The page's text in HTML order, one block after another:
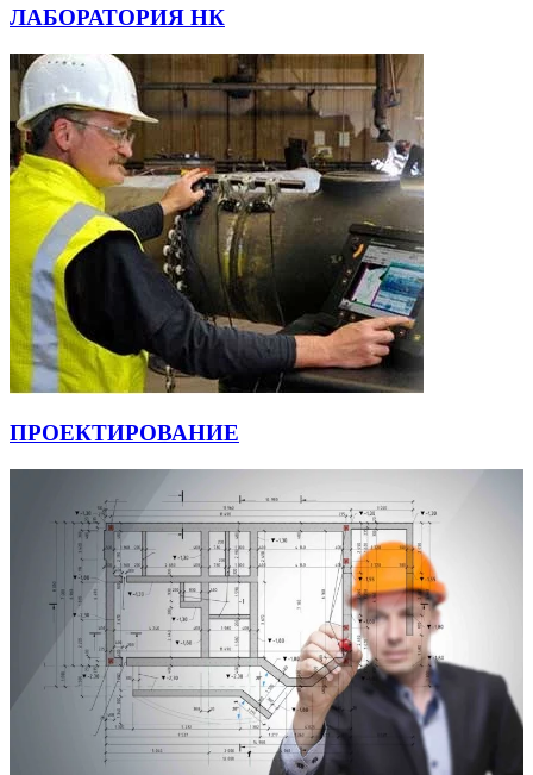
ЛАБОРАТОРИЯ НК
ПРОЕКТИРОВАНИЕ